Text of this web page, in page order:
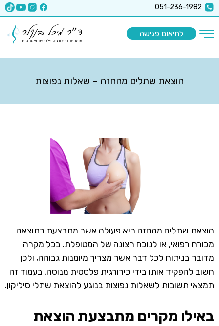
x-api-key":"6512a67ea5f63b3ec1a8b9e9
051-236-1982
לתיאום פגישה
הוצאת שתלים מהחזה – שאלות נפוצות
הוצאת שתלים מהחזה היא פעולה אשר מתבצעת כתוצאה
מכורח רפואי, או לנוכח רצונה של המטופלת. בכל מקרה
מדובר בניתוח לכל דבר אשר מצריך מיומנות גבוהה, ולכן
חשוב להפקיד אותו בידי כירורגית פלסטית מנוסה. בעמוד זה
תמצאי תשובות לשאלות נפוצות בנוגע להוצאת שתלי סיליקון.
באילו מקרים מתבצעת הוצאת